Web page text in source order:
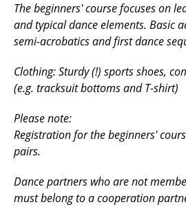
The beginners' course focuses on
and typical dance elements. Basic
semi-acrobatics and first dance
Clothing: Sturdy (!) sports shoes,
(e.g. tracksuit bottoms and T-shirt)
Please note:
Registration for the beginners'
pairs.
Dance partners who are not
must belong to a cooperation